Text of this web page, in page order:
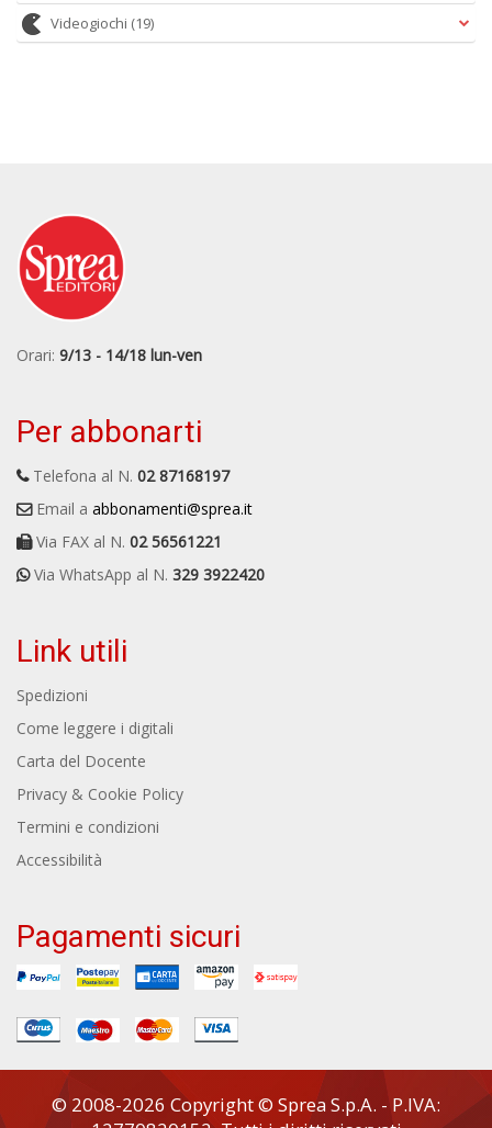
Videogiochi (19)
Orari: 9/13 - 14/18 lun-ven
Per abbonarti
Telefona al N. 02 87168197
Email a abbonamenti@sprea.it
Via FAX al N. 02 56561221
Via WhatsApp al N. 329 3922420
Link utili
Spedizioni
Come leggere i digitali
Carta del Docente
Privacy & Cookie Policy
Termini e condizioni
Accessibilità
Pagamenti sicuri
© 2008-2026 Copyright © Sprea S.p.A. - P.IVA: